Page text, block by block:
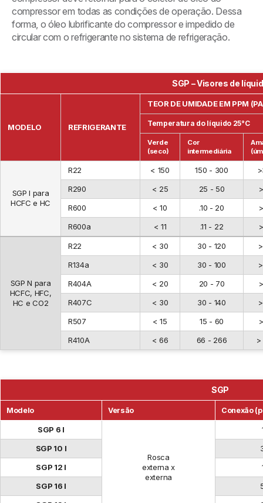
compressor em todas as condições de operação. Dessa
forma, o óleo lubrificante do compressor e impedido de
circular com o refrigerante no sistema de refrigeração.
SGP – Visores de
MODELO REFRIGERANTE
TEOR DE UMIDADE EM PPM
Temperatura do líquido 25°C
Verde
(seco)
Cor
intermediária
SGP I para
HCFC e HC
R22 < 150 150 - 300
R290
< 25 25 - 50
R600
< 10 .10 - 20
R600a
< 11 .11 - 22
SGP N para
HCFC, HFC,
HC e CO2
R22 < 30 30 - 120
R134a
< 30 30 - 100
R404A
< 20 20 - 70
R407C
< 30 30 - 140
R507
< 15 15 - 60
R410A
< 66 66 - 266
SGP
Modelo Versão Conexão
SGP 6 I
Rosca
externa x
externa
SGP 10 I
SGP 12 I
SGP 16 I